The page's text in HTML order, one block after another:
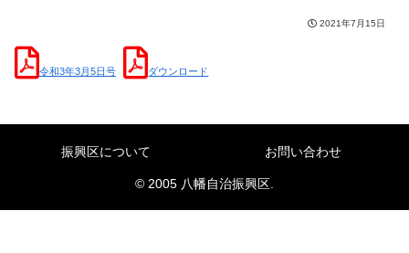
2021年7月15日
令和3年3月5日号 ダウンロード
振興区について お問い合わせ
© 2005 八幡自治振興区.